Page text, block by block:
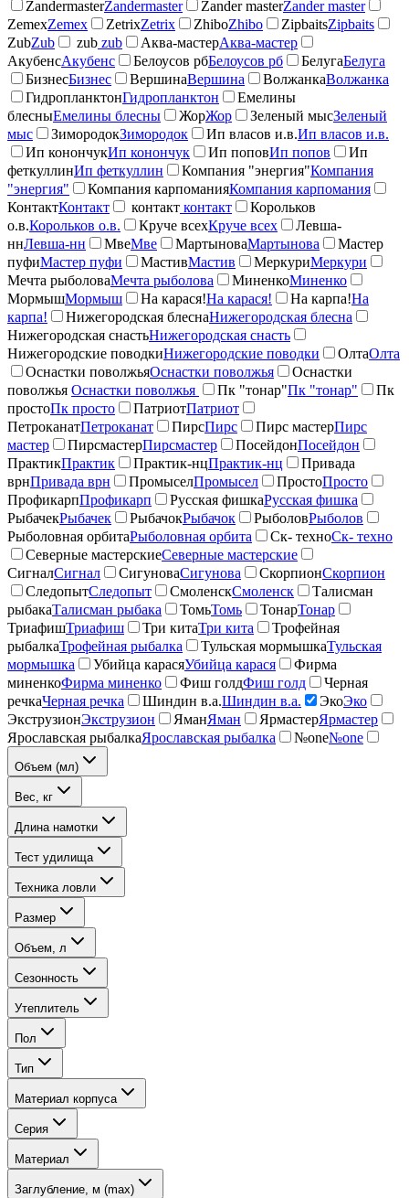
ZandermasterZandermaster Zander masterZander master
ZemexZemex ZetrixZetrix ZhiboZhibo ZipbaitsZipbaits
ZubZub zub zub Аква-мастерАква-мастер
АкубенсАкубенс Белоусов рбБелоусов рб БелугаБелуга
БизнесБизнес ВершинаВершина ВолжанкаВолжанка
ГидропланктонГидропланктон
Емелины
блесныЕмелины блесны ЖорЖор Зеленый мысЗеленый
мыс
ЗимородокЗимородок Ип власов и.в.Ип власов и.в.
Ип конончукИп конончук Ип поповИп попов
Ип
феткуллинИп феткуллин Компания "энергия"Компания
"энергия"
Компания карпоманияКомпания карпомания
КонтактКонтакт контакт контакт
Корольков
о.в.Корольков о.в. Круче всехКруче всех
Левша-
ннЛевша-нн МвеМве МартыноваМартынова
Мастер
пуфиМастер пуфи МастивМастив МеркуриМеркури
Мечта рыболоваМечта рыболова МиненкоМиненко
МормышМормыш На карася!На карася! На карпа!На
карпа!
Нижегородская блеснаНижегородская блесна
Нижегородская снастьНижегородская снасть
Нижегородские поводкиНижегородские поводки ОлтаОлта
Оснастки поволжьяОснастки поволжья
Оснастки
поволжья Оснастки поволжья Пк "тонар"Пк "тонар"
Пк
простоПк просто ПатриотПатриот
ПетроканатПетроканат ПирсПирс Пирс мастерПирс
мастер
ПирсмастерПирсмастер ПосейдонПосейдон
ПрактикПрактик Практик-нцПрактик-нц
Привада
врнПривада врн ПромыселПромысел ПростоПросто
ПрофикарпПрофикарп Русская фишкаРусская фишка
РыбачекРыбачек РыбачокРыбачок РыболовРыболов
Рыболовная орбитаРыболовная орбита Ск- техноСк- техно
Северные мастерскиеСеверные мастерские
СигналСигнал СигуноваСигунова СкорпионСкорпион
СледопытСледопыт СмоленскСмоленск
Талисман
рыбакаТалисман рыбака ТомьТомь ТонарТонар
ТриафишТриафиш Три китаТри кита
Трофейная
рыбалкаТрофейная рыбалка Тульская мормышкаТульская
мормышка
Убийца карасяУбийца карася
Фирма
миненкоФирма миненко Фиш голдФиш голд
Черная
речкаЧерная речка Шиндин в.а.Шиндин в.а. ЭкоЭко
ЭкструзионЭкструзион ЯманЯман ЯрмастерЯрмастер
Ярославская рыбалкаЯрославская рыбалка №one№one
Объем (мл)
Вес, кг
Длина намотки
Тест удилища
Техника ловли
Размер
Объем, л
Сезонность
Утеплитель
Пол
Тип
Материал корпуса
Серия
Материал
Заглубление, м (max)